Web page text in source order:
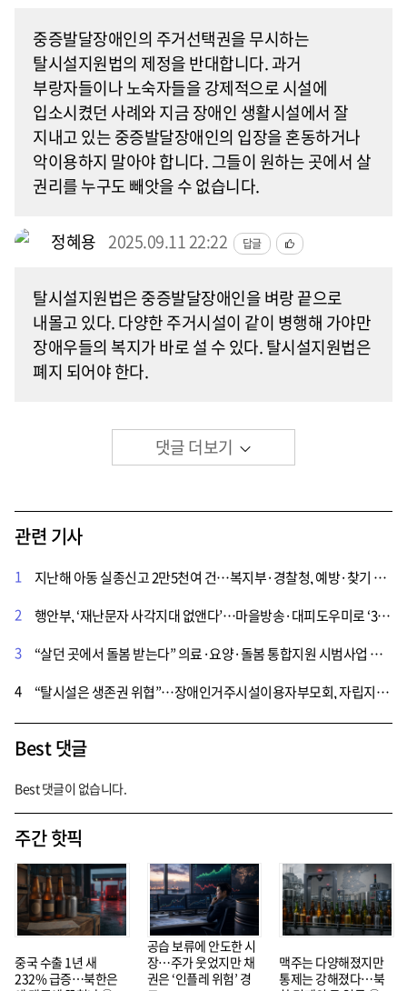
중증발달장애인의 주거선택권을 무시하는
탈시설지원법의 제정을 반대합니다. 과거
부랑자들이나 노숙자들을 강제적으로 시설에
입소시켰던 사례와 지금 장애인 생활시설에서 잘
지내고 있는 중증발달장애인의 입장을 혼동하거나
악이용하지 말아야 합니다. 그들이 원하는 곳에서 살
권리를 누구도 빼앗을 수 없습니다.
정혜용 2025.09.11 22:22 답글
탈시설지원법은 중증발달장애인을 벼랑 끝으로
내몰고 있다. 다양한 주거시설이 같이 병행해 가야만
장애우들의 복지가 바로 설 수 있다. 탈시설지원법은
폐지 되어야 한다.
댓글 더보기
관련 기사
1
지난해 아동 실종신고 2만5천여 건…복지부·경찰청, 예방·찾기 시스템 강화
2
행안부, ‘재난문자 사각지대 없앤다’…마을방송·대피도우미로 ‘3단계 전달체계’ 가동
3
“살던 곳에서 돌봄 받는다” 의료·요양·돌봄 통합지원 시범사업 지자체 추가 모집
4
“탈시설은 생존권 위협”…장애인거주시설이용자부모회, 자립지원법 폐기 촉구
Best 댓글
Best 댓글이 없습니다.
주간 핫픽
중국 수출 1년 새
232% 급증…북한은
공습 보류에 안도한 시
장…주가 웃었지만 채
권은 ‘인플레 위험’ 경
맥주는 다양해졌지만
통제는 강해졌다…북